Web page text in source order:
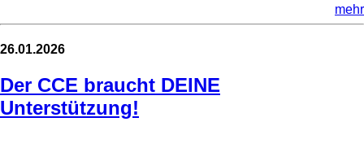
mehr
26.01.2026
Der CCE braucht DEINE
Unterstützung!